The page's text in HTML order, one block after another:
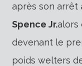
après son arrêt
Spence Jr.alors
devenant le
poids welters